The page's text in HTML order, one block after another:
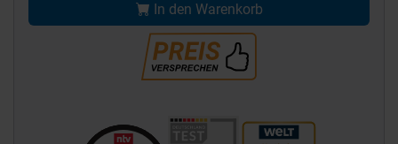
In den Warenkorb